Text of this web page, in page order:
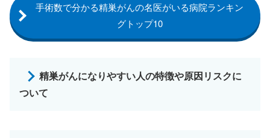
手術数で分かる精巣がんの名医がいる病院ランキン
グトップ10
精巣がんになりやすい人の特徴や原因リスクに
ついて